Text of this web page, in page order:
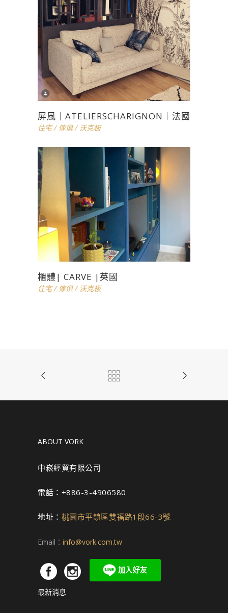
屏風｜ATELIERSCHARIGNON｜法國
住宅/ 傢俱/ 沃克板
櫃體| CARVE |英國
住宅/ 傢俱/ 沃克板
ABOUT VORK
中崧經貿有限公司
電話：+886-3-4906580
地址： 桃園市平鎮區雙福路1段66-3號
Email： info@vork.com.tw
最新消息